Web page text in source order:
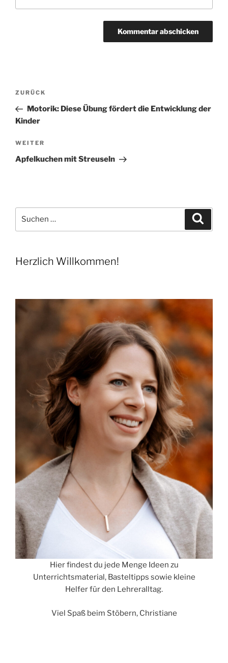
Beitragsnavigation
Vorheriger
Beitrag
ZURÜCK
Motorik: Diese Übung fördert die Entwicklung der
Kinder
Nächster
Beitrag
WEITER
Apfelkuchen mit Streuseln
nach:
Herzlich Willkommen!
Hier findest du jede Menge Ideen zu
Unterrichtsmaterial, Basteltipps sowie kleine
Helfer für den Lehreralltag.
Viel Spaß beim Stöbern, Christiane